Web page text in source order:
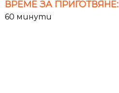
ВРЕМЕ ЗА ПРИГОТВЯНЕ:
60 минути